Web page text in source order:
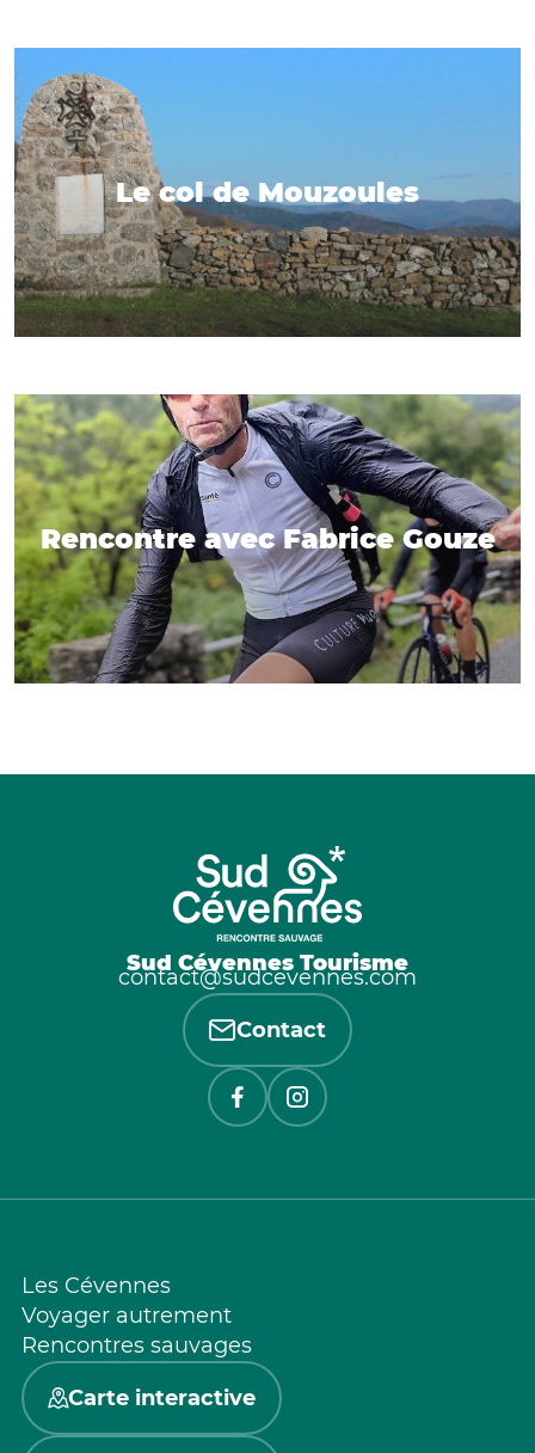
Le col de Mouzoules
Rencontre avec Fabrice Gouze
Sud Cévennes Tourisme
contact@sudcevennes.com
Contact
Les Cévennes
Voyager autrement
Rencontres sauvages
Carte interactive